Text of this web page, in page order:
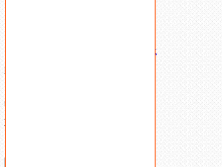
Латунный и бронзовый крепеж
Ваша корзина
В корзине нет товаров.
Поиск